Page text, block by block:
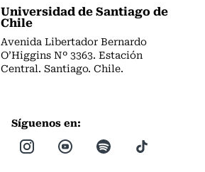
Universidad de Santiago de
Chile
Avenida Libertador Bernardo
O’Higgins Nº 3363. Estación
Central. Santiago. Chile.
Síguenos en: